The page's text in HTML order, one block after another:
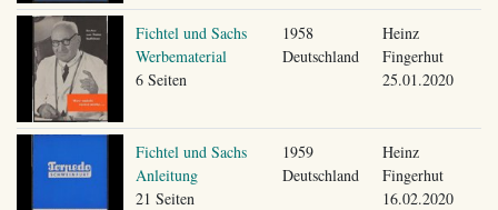
Fichtel und Sachs
Werbematerial
6 Seiten
1958
Deutschland
Heinz
Fingerhut
25.01.2020
Fichtel und Sachs
Anleitung
21 Seiten
1959
Deutschland
Heinz
Fingerhut
16.02.2020